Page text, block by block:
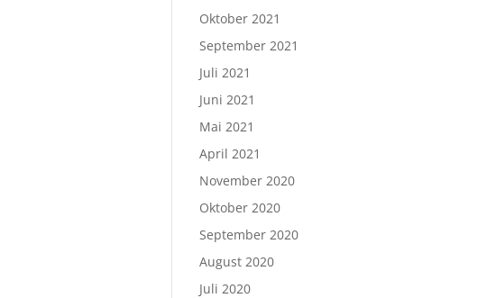
Oktober 2021
September 2021
Juli 2021
Juni 2021
Mai 2021
April 2021
November 2020
Oktober 2020
September 2020
August 2020
Juli 2020